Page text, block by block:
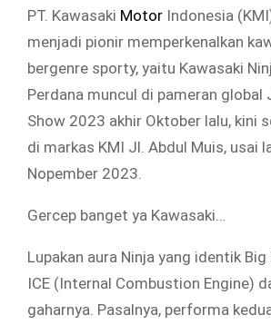
PT. Kawasaki Motor Indonesia
menjadi pionir memperkenalkan
bergenre sporty, yaitu Kawasaki
Perdana muncul di pameran global
Show 2023 akhir Oktober lalu, kini
di markas KMI Jl. Abdul Muis, usai
Nopember 2023.
Gercep banget ya Kawasaki…
Lupakan aura Ninja yang identik
ICE (Internal Combustion Engine)
gaharnya. Pasalnya, performa